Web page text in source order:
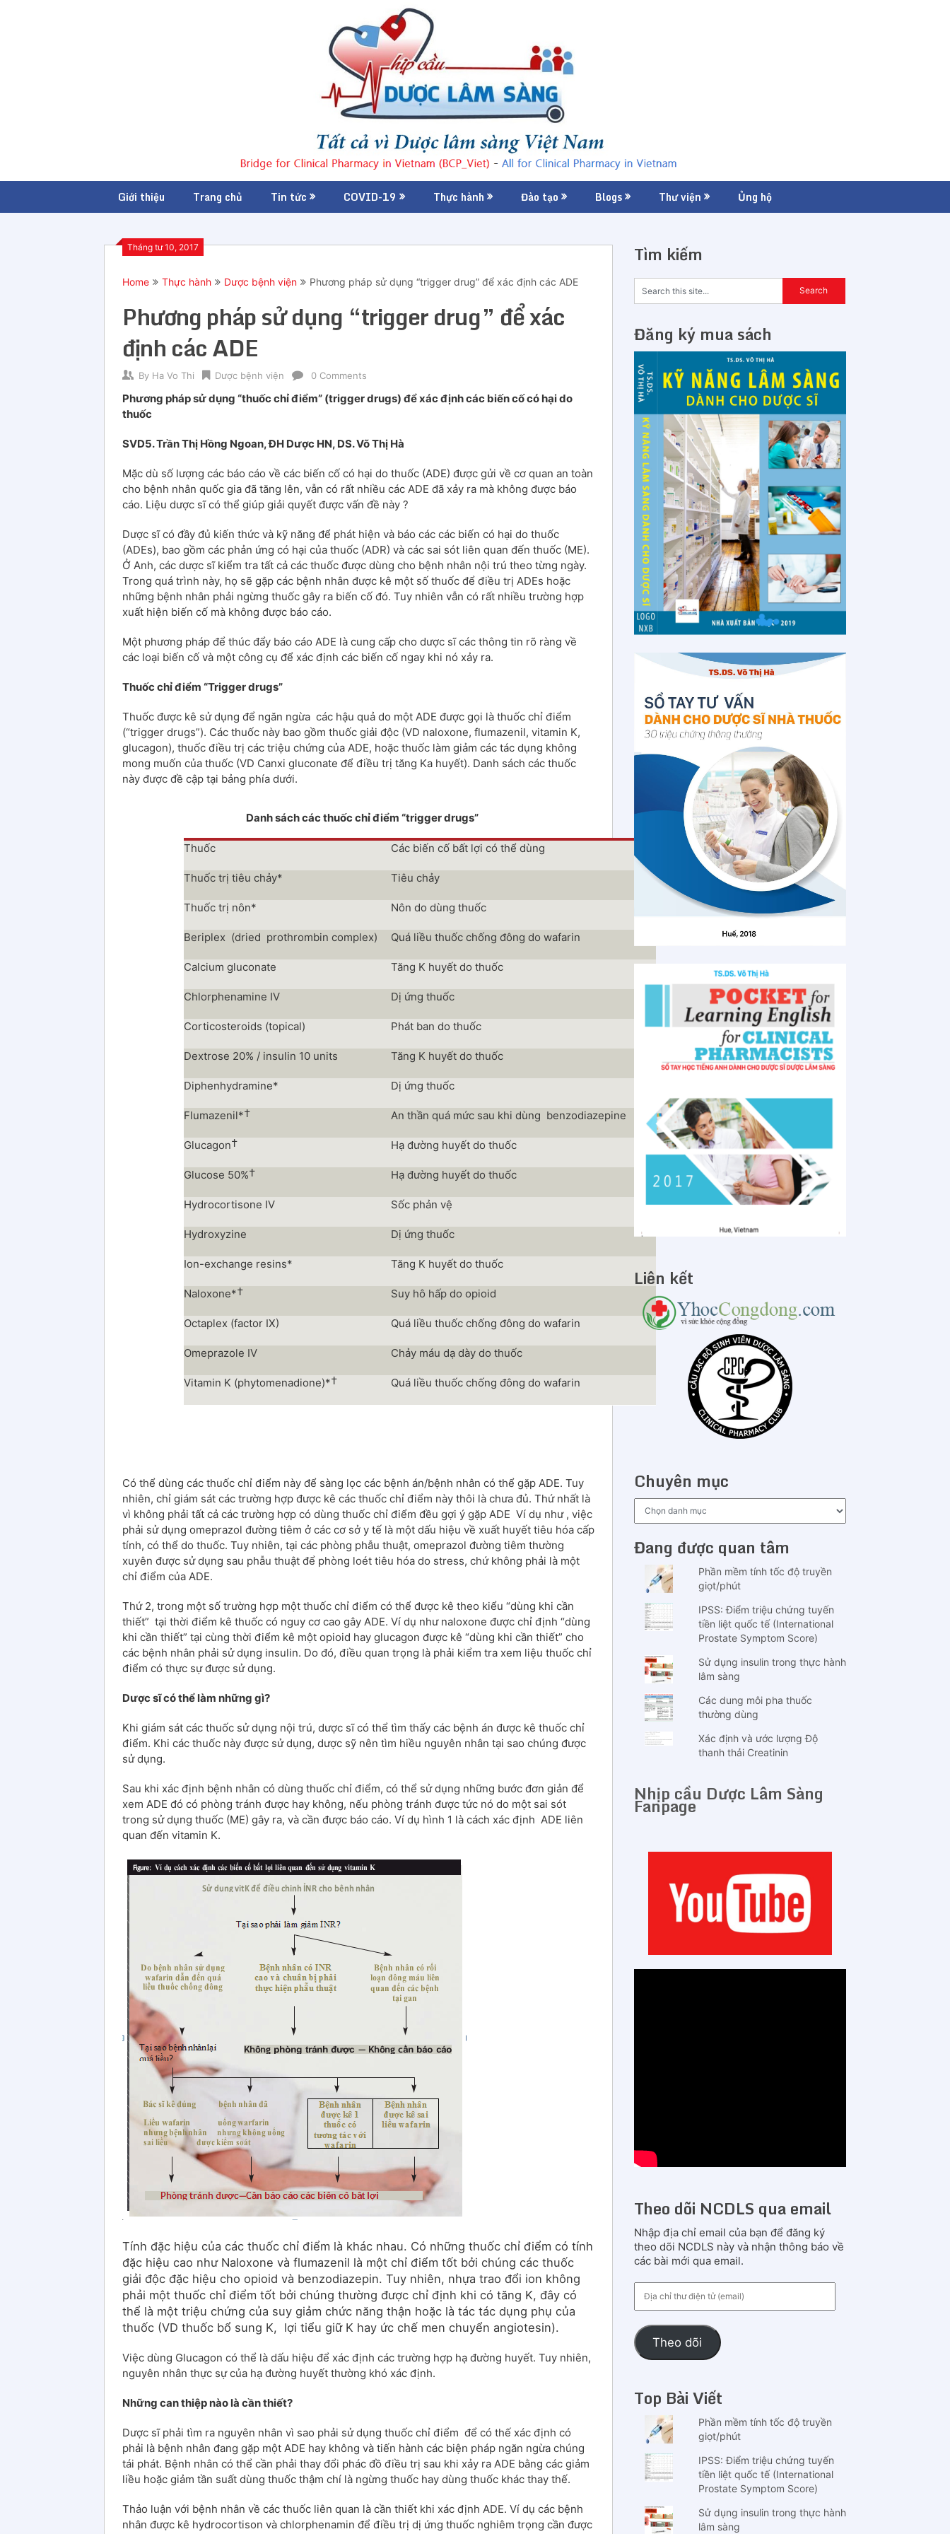
Giới thiệu Trang chủ Tin tức COVID-19 Thực hành Đào tạo Blogs Thư viện Ủng hộ
Tháng tư 10, 2017
Home Thực hành Dược bệnh viện Phương pháp sử dụng “trigger drug” để xác định các ADE
Phương pháp sử dụng “trigger drug” để xác
định các ADE
By Ha Vo Thi Dược bệnh viện 0 Comments
Phương pháp sử dụng “thuốc chỉ điểm” (trigger drugs) để xác định các biến cố có hại do
thuốc
SVD5. Trần Thị Hồng Ngoan, ĐH Dược HN, DS. Võ Thị Hà
Mặc dù số lượng các báo cáo về các biến cố có hại do thuốc (ADE) được gửi về cơ quan an toàn
cho bệnh nhân quốc gia đã tăng lên, vẫn có rất nhiều các ADE đã xảy ra mà không được báo
cáo. Liệu dược sĩ có thể giúp giải quyết được vấn đề này ?
Dược sĩ có đầy đủ kiến thức và kỹ năng để phát hiện và báo các các biến có hại do thuốc
(ADEs), bao gồm các phản ứng có hại của thuốc (ADR) và các sai sót liên quan đến thuốc (ME).
Ở Anh, các dược sĩ kiểm tra tất cả các thuốc được dùng cho bệnh nhân nội trú theo từng ngày.
Trong quá trình này, họ sẽ gặp các bệnh nhân được kê một số thuốc để điều trị ADEs hoặc
những bệnh nhân phải ngừng thuốc gây ra biến cố đó. Tuy nhiên vẫn có rất nhiều trường hợp
xuất hiện biến cố mà không được báo cáo.
Một phương pháp để thúc đẩy báo cáo ADE là cung cấp cho dược sĩ các thông tin rõ ràng về
các loại biến cố và một công cụ để xác định các biến cố ngay khi nó xảy ra.
Thuốc chỉ điểm “Trigger drugs”
Thuốc được kê sử dụng để ngăn ngừa các hậu quả do một ADE được gọi là thuốc chỉ điểm
(“trigger drugs”). Các thuốc này bao gồm thuốc giải độc (VD naloxone, flumazenil, vitamin K,
glucagon), thuốc điều trị các triệu chứng của ADE, hoặc thuốc làm giảm các tác dụng không
mong muốn của thuốc (VD Canxi gluconate để điều trị tăng Ka huyết). Danh sách các thuốc
này được đề cập tại bảng phía dưới.
Danh sách các thuốc chỉ điểm “trigger drugs”
Thuốc Các biến cố bất lợi có thể dùng
Thuốc trị tiêu chảy* Tiêu chảy
Thuốc trị nôn* Nôn do dùng thuốc
Beriplex (dried prothrombin complex) Quá liều thuốc chống đông do wafarin
Calcium gluconate Tăng K huyết do thuốc
Chlorphenamine IV Dị ứng thuốc
Corticosteroids (topical) Phát ban do thuốc
Dextrose 20% / insulin 10 units Tăng K huyết do thuốc
Diphenhydramine* Dị ứng thuốc
Flumazenil*† An thần quá mức sau khi dùng benzodiazepine
Glucagon† Hạ đường huyết do thuốc
Glucose 50%† Hạ đường huyết do thuốc
Hydrocortisone IV Sốc phản vệ
Hydroxyzine Dị ứng thuốc
Ion-exchange resins* Tăng K huyết do thuốc
Naloxone*† Suy hô hấp do opioid
Octaplex (factor IX) Quá liều thuốc chống đông do wafarin
Omeprazole IV Chảy máu dạ dày do thuốc
Vitamin K (phytomenadione)*† Quá liều thuốc chống đông do wafarin
Có thể dùng các thuốc chỉ điểm này để sàng lọc các bệnh án/bệnh nhân có thể gặp ADE. Tuy
nhiên, chỉ giám sát các trường hợp được kê các thuốc chỉ điểm này thôi là chưa đủ. Thứ nhất là
vì không phải tất cả các trường hợp có dùng thuốc chỉ điểm đều gợi ý gặp ADE Ví dụ như , việc
phải sử dụng omeprazol đường tiêm ở các cơ sở y tế là một dấu hiệu về xuất huyết tiêu hóa cấp
tính, có thể do thuốc. Tuy nhiên, tại các phòng phẫu thuật, omeprazol đường tiêm thường
xuyên được sử dụng sau phẫu thuật để phòng loét tiêu hóa do stress, chứ không phải là một
chỉ điểm của ADE.
Thứ 2, trong một số trường hợp một thuốc chỉ điểm có thể được kê theo kiểu “dùng khi cần
thiết” tại thời điểm kê thuốc có nguy cơ cao gây ADE. Ví dụ như naloxone được chỉ định “dùng
khi cần thiết” tại cùng thời điểm kê một opioid hay glucagon được kê “dùng khi cần thiết” cho
các bệnh nhân phải sử dụng insulin. Do đó, điều quan trọng là phải kiểm tra xem liệu thuốc chỉ
điểm có thực sự được sử dụng.
Dược sĩ có thể làm những gì?
Khi giám sát các thuốc sử dụng nội trú, dược sĩ có thể tìm thấy các bệnh án được kê thuốc chỉ
điểm. Khi các thuốc này được sử dụng, dược sỹ nên tìm hiều nguyên nhân tại sao chúng được
sử dụng.
Sau khi xác định bệnh nhân có dùng thuốc chỉ điểm, có thể sử dụng những bước đơn giản để
xem ADE đó có phòng tránh được hay không, nếu phòng tránh được tức nó do một sai sót
trong sử dụng thuốc (ME) gây ra, và cần được báo cáo. Ví dụ hình 1 là cách xác định ADE liên
quan đến vitamin K.
Tính đặc hiệu của các thuốc chỉ điểm là khác nhau. Có những thuốc chỉ điểm có tính
đặc hiệu cao như Naloxone và flumazenil là một chỉ điểm tốt bởi chúng các thuốc
giải độc đặc hiệu cho opioid và benzodiazepin. Tuy nhiên, nhựa trao đổi ion không
phải một thuốc chỉ điểm tốt bởi chúng thường được chỉ định khi có tăng K, đây có
thể là một triệu chứng của suy giảm chức năng thận hoặc là tác tác dụng phụ của
thuốc (VD thuốc bổ sung K, lợi tiểu giữ K hay ức chế men chuyển angiotesin).
Việc dùng Glucagon có thể là dấu hiệu để xác định các trường hợp hạ đường huyết. Tuy nhiên,
nguyên nhân thực sự của hạ đường huyết thường khó xác định.
Những can thiệp nào là cần thiết?
Dược sĩ phải tìm ra nguyên nhân vì sao phải sử dụng thuốc chỉ điểm để có thế xác định có
phải là bệnh nhân đang gặp một ADE hay không và tiến hành các biện pháp ngăn ngừa chúng
tái phát. Bệnh nhân có thể cần phải thay đổi phác đồ điều trị sau khi xảy ra ADE bằng các giảm
liều hoặc giảm tần suất dùng thuốc thậm chí là ngừng thuốc hay dùng thuốc khác thay thế.
Thảo luận với bệnh nhân về các thuốc liên quan là cần thiết khi xác định ADE. Ví dụ các bệnh
nhân được kê hydrocortison và chlorphenamin để điều trị dị ứng thuốc nghiêm trọng cần được
Tìm kiếm
Đăng ký mua sách
Liên kết
Chuyên mục
Đang được quan tâm
Phần mềm tính tốc độ truyền
giọt/phút
IPSS: Điểm triệu chứng tuyến
tiền liệt quốc tế (International
Prostate Symptom Score)
Sử dụng insulin trong thực hành
lâm sàng
Các dung môi pha thuốc
thường dùng
Xác định và ước lượng Độ
thanh thải Creatinin
Nhịp cầu Dược Lâm Sàng
Fanpage
Theo dõi NCDLS qua email
Nhập địa chỉ email của bạn để đăng ký
theo dõi NCDLS này và nhận thông báo về
các bài mới qua email.
chỉ
điện
tử
(email)
Theo dõi
Top Bài Viết
Phần mềm tính tốc độ truyền
giọt/phút
IPSS: Điểm triệu chứng tuyến
tiền liệt quốc tế (International
Prostate Symptom Score)
Sử dụng insulin trong thực hành
lâm sàng